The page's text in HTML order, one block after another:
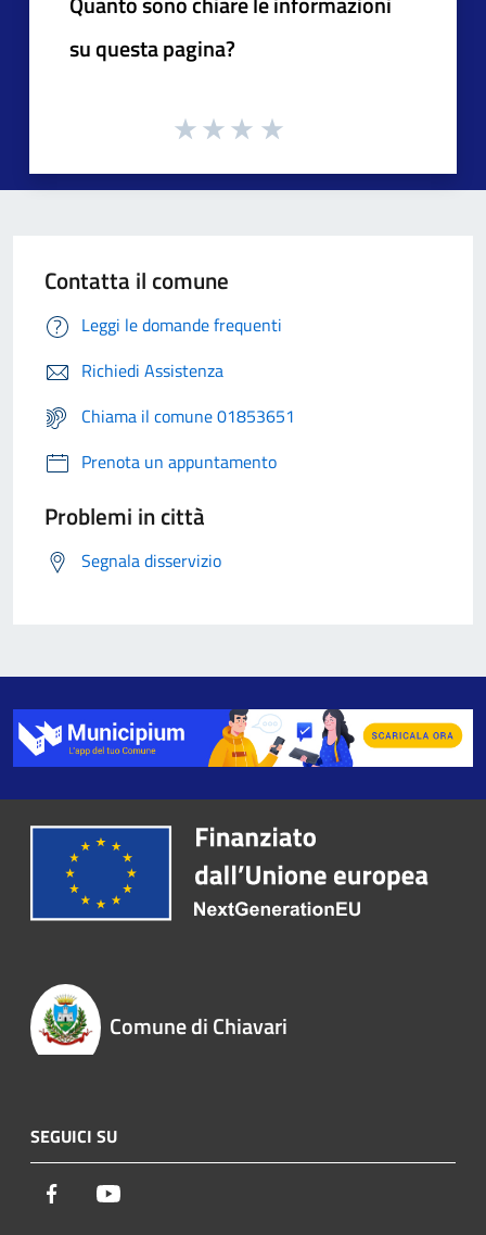
su questa pagina?
Contatta il comune
Leggi le domande frequenti
Richiedi Assistenza
Chiama il comune 01853651
Prenota un appuntamento
Problemi in città
Segnala disservizio
Comune di Chiavari
SEGUICI SU
Facebook